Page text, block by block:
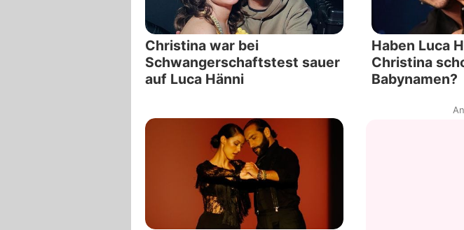
Christina war bei
Schwangerschaftstest sauer
auf Luca Hänni
Haben Luca
Christina
Babynamen?